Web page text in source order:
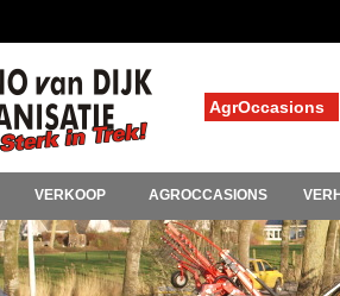
AgrOccasions
VERKOOP AGROCCASIONS